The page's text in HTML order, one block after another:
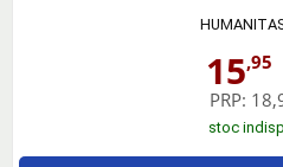
15,95
PRP:
stoc